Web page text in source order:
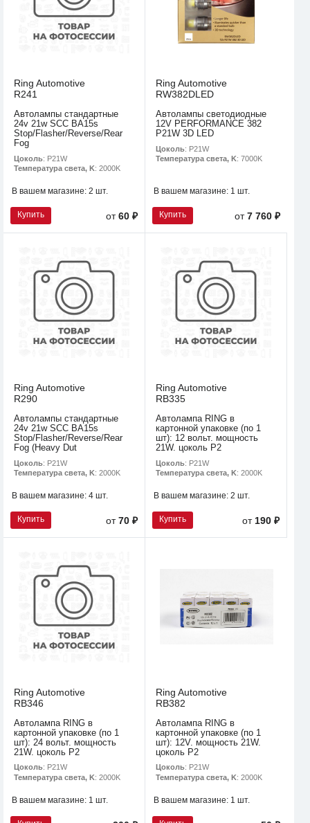
Ring Automotive
R241
Автолампы стандартные
24v 21w SCC BA15s
Stop/Flasher/Reverse/Rear
Fog
Цоколь: P21W
Температура света, K: 2000K
В вашем магазине: 2 шт.
Купить от60 ₽
Ring Automotive
RW382DLED
Автолампы светодиодные
12V PERFORMANCE 382
P21W 3D LED
Цоколь: P21W
Температура света, K: 7000K
В вашем магазине: 1 шт.
Купить от7 760 ₽
Ring Automotive
R290
Автолампы стандартные
24v 21w SCC BA15s
Stop/Flasher/Reverse/Rear
Fog (Heavy Dut
Цоколь: P21W
Температура света, K: 2000K
В вашем магазине: 4 шт.
Купить от70 ₽
Ring Automotive
RB335
Автолампа RING в
картонной упаковке (по 1
шт): 12 вольт. мощность
21W. цоколь P2
Цоколь: P21W
Температура света, K: 2000K
В вашем магазине: 2 шт.
Купить от190 ₽
Ring Automotive
RB346
Автолампа RING в
картонной упаковке (по 1
шт): 24 вольт. мощность
21W. цоколь P2
Цоколь: P21W
Температура света, K: 2000K
В вашем магазине: 1 шт.
Ring Automotive
RB382
Автолампа RING в
картонной упаковке (по 1
шт): 12V. мощность 21W.
цоколь P2
Цоколь: P21W
Температура света, K: 2000K
В вашем магазине: 1 шт.